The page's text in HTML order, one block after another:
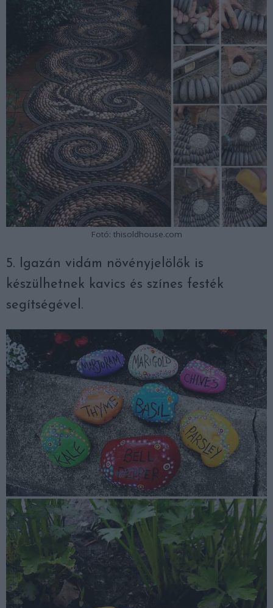
Fotó: thisoldhouse.com
5. Igazán vidám növényjelölők is
készülhetnek kavics és színes festék
segítségével.